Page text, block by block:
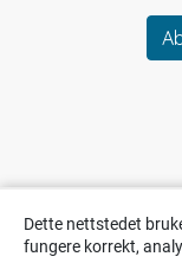
Dette nettstedet
fungere korrekt,